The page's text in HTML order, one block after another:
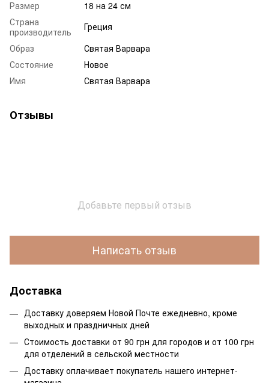
Размер
18 на 24 см
Страна
производитель
Греция
Образ
Святая Варвара
Состояние
Новое
Имя
Святая Варвара
Отзывы
Добавьте первый отзыв
Написать отзыв
Доставка
Доставку доверяем Новой Почте ежедневно, кроме
выходных и праздничных дней
Стоимость доставки от 90 грн для городов и от 100 грн
для отделений в сельской местности
Доставку оплачивает покупатель нашего интернет-